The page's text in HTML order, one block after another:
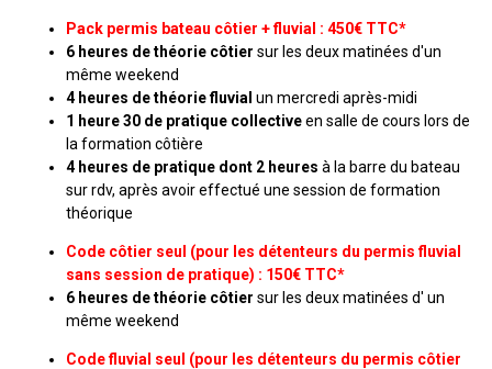
Pack permis bateau côtier + fluvial : 450€ TTC*
6 heures de théorie côtier sur les deux matinées d'un
même weekend
4 heures de théorie fluvial un mercredi après-midi
1 heure 30 de pratique collectiveen salle de cours lors de
la formation côtière
4 heures de pratique dont 2 heures à la barre du bateau
sur rdv, après avoir effectué une session de formation
théorique
Code côtier seul (pour les détenteurs du permis fluvial
sans session de pratique) : 150€ TTC*
6 heures de théorie côtier sur les deux matinées d' un
même weekend
Code fluvial seul (pour les détenteurs du permis côtier